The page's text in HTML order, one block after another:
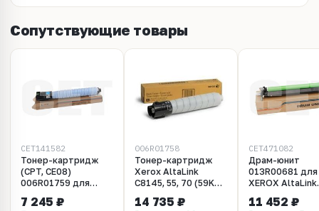
Сопутствующие товары
CET141582
Тонер-картридж
(CPT, CE08)
006R01759 для
C8145/C8155/C8170
7 245 ₽
006R01758
Тонер-картридж
Xerox AltaLink
C8145, 55, 70 (59K
14 735 ₽
CET471082
Драм-юнит
013R00681 для
XEROX AltaLink
(CET) CMYK,
11 452 ₽